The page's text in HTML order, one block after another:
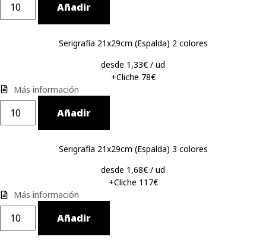
Añadir
Serigrafía 21x29cm (Espalda) 2 colores
desde 1,33€ / ud
+Cliche 78€
Más información
Añadir
Serigrafía 21x29cm (Espalda) 3 colores
desde 1,68€ / ud
+Cliche 117€
Más información
Añadir